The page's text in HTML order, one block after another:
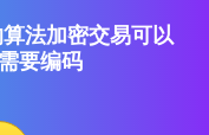
法加密交易可以
要编码